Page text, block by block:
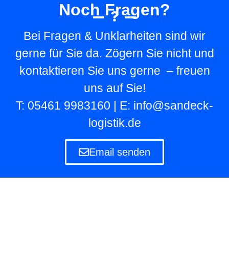
Noch Fragen?
Bei Fragen & Unklarheiten sind wir
gerne für Sie da. Zögern Sie nicht und
kontaktieren Sie uns gerne – freuen
uns auf Sie!
T: 05461 9983160 | E: info@sandeck-
logistik.de
Email senden